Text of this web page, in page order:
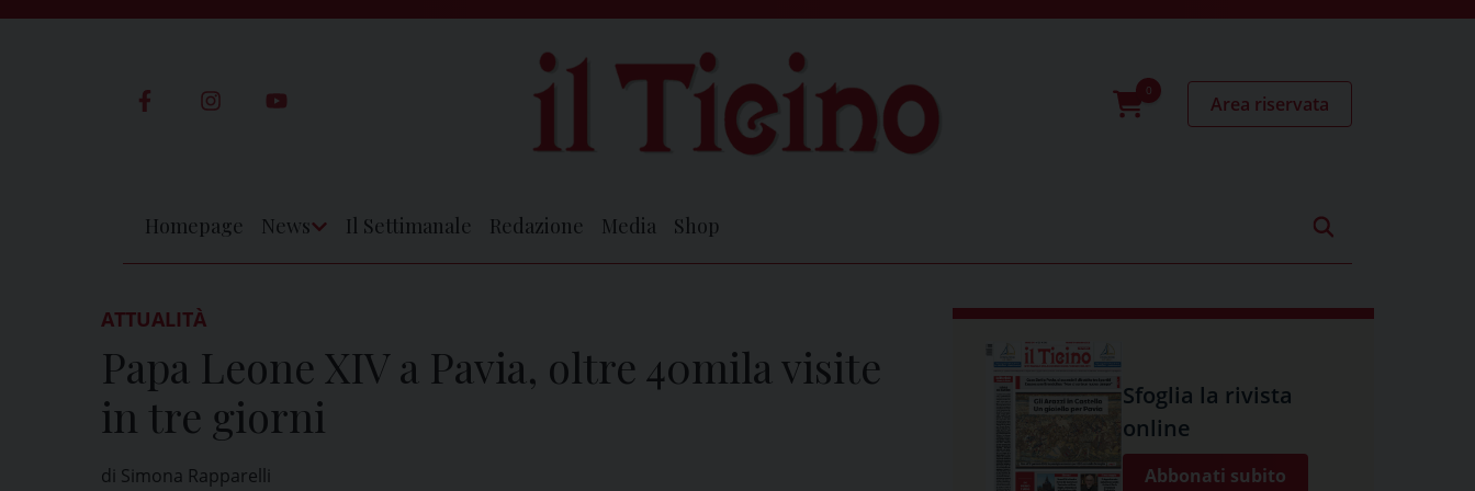
0
Area riservata
Homepage News Il Settimanale Redazione Media Shop
ATTUALITÀ
Papa Leone XIV a Pavia, oltre 40mila visite
in tre giorni
di Simona Rapparelli
Sfoglia la rivista
online
Abbonati subito